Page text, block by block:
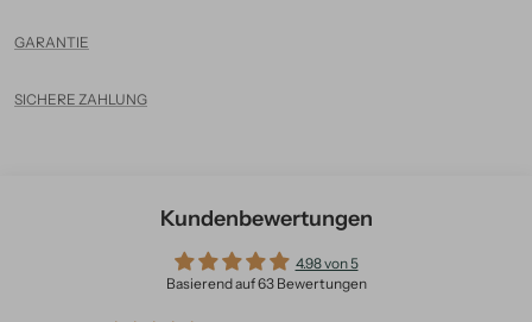
GARANTIE
SICHERE ZAHLUNG
Kundenbewertungen
4.98 von 5
Basierend auf 63 Bewertungen